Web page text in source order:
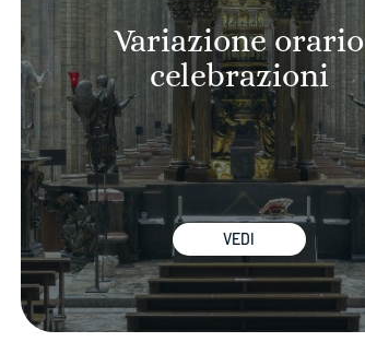
Variazione orario
celebrazioni
VEDI